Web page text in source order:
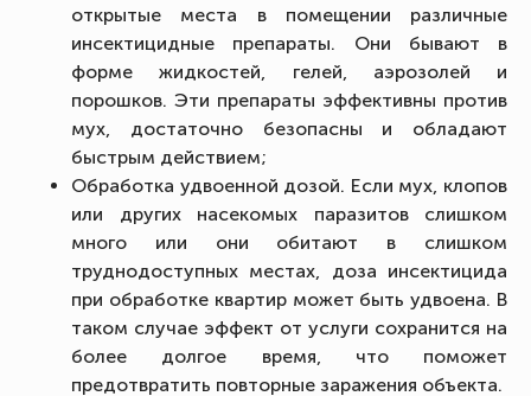
открытые места в помещении различные
инсектицидные препараты. Они бывают в
форме жидкостей, гелей, аэрозолей и
порошков. Эти препараты эффективны против
мух, достаточно безопасны и обладают
быстрым действием;
Обработка удвоенной дозой. Если мух, клопов
или других насекомых паразитов слишком
много или они обитают в слишком
труднодоступных местах, доза инсектицида
при обработке квартир может быть удвоена. В
таком случае эффект от услуги сохранится на
более долгое время, что поможет
предотвратить повторные заражения объекта.